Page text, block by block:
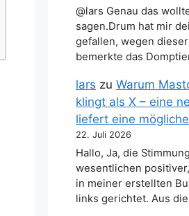
@lars Genau das
sagen.Drum hat mir
gefallen, wegen
bemerkte das
lars zu Warum
klingt als X – eine
liefert eine
22. Juli 2026
Hallo, Ja, die
wesentlichen
in meiner erstellten
links gerichtet. Aus